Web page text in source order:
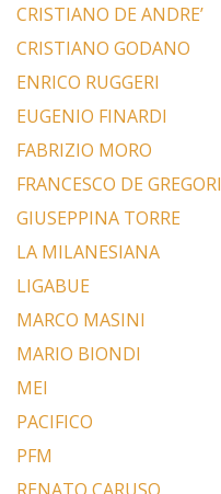
CRISTIANO DE ANDRE’
CRISTIANO GODANO
ENRICO RUGGERI
EUGENIO FINARDI
FABRIZIO MORO
FRANCESCO DE GREGORI
GIUSEPPINA TORRE
LA MILANESIANA
LIGABUE
MARCO MASINI
MARIO BIONDI
MEI
PACIFICO
PFM